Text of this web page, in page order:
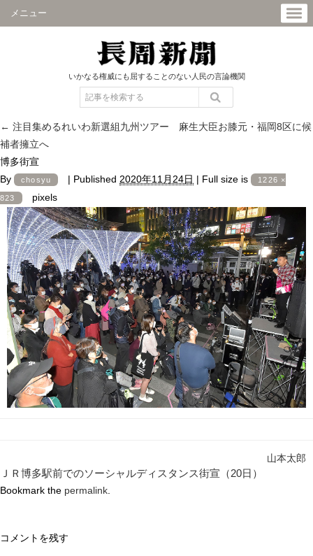
メニュー
いかなる権威にも屈することのない人民の言論機関
← 注目集めるれいわ新選組九州ツアー 麻生大臣お膝元・福岡8区に候
補者擁立へ
博多街宣
By
chosyu | Published 2020年11月24日 | Full size is 1226 ×
823 pixels
山本太郎
ＪＲ博多駅前でのソーシャルディスタンス街宣（20日）
Bookmark the permalink
コメントを残す